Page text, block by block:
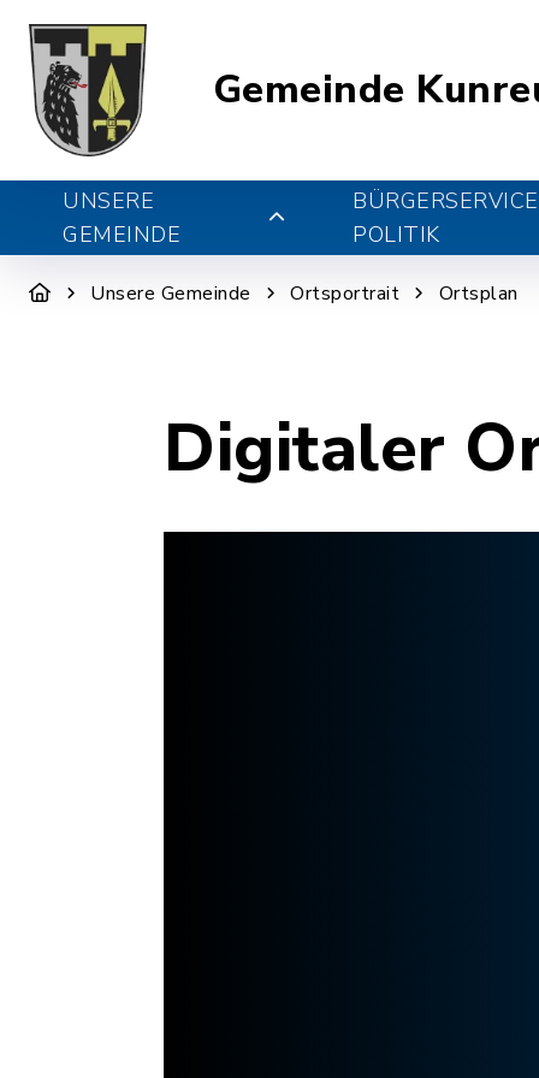
Gemeinde
UNSERE
GEMEINDE
POLITIK
Unsere Gemeinde Ortsportrait Ortsplan
Digitaler